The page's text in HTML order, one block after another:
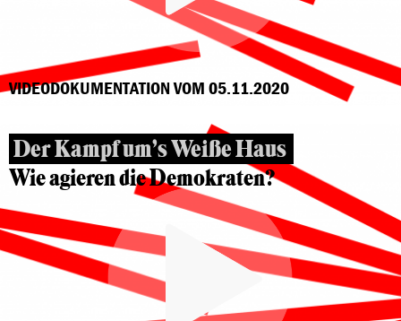
VIDEODOKUMENTATION VOM 05.11.2020
Der Kampf um’s Weiße Haus
Wie agieren die Demokraten?